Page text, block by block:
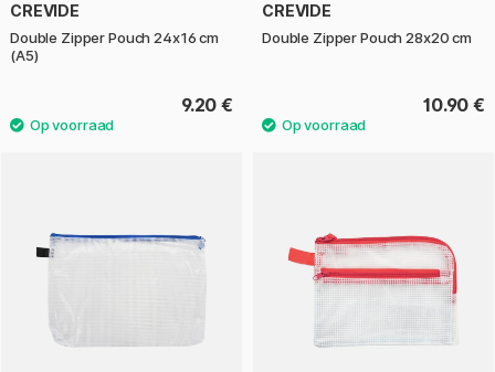
CREVIDE
Double Zipper Pouch 24x16 cm
(A5)
9.20 €
CREVIDE
Double Zipper Pouch 28x20 cm
10.90 €